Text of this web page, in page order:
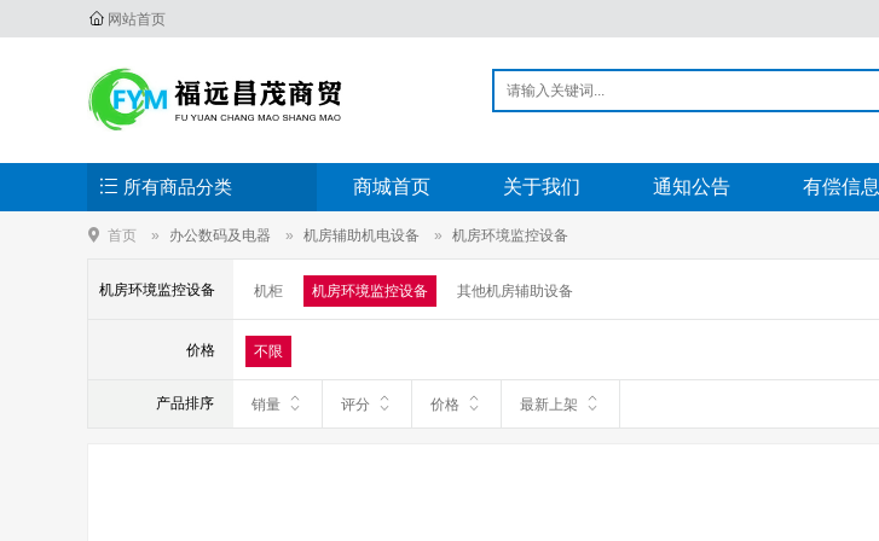
网站首页
所有商品分类 商城首页 关于我们 通知公告 有偿信息
首页 办公数码及电器 机房辅助机电设备 机房环境监控设备
机房环境监控设备 机柜 机房环境监控设备 其他机房辅助设备
价格 不限
产品排序 销量 评分 价格 最新上架